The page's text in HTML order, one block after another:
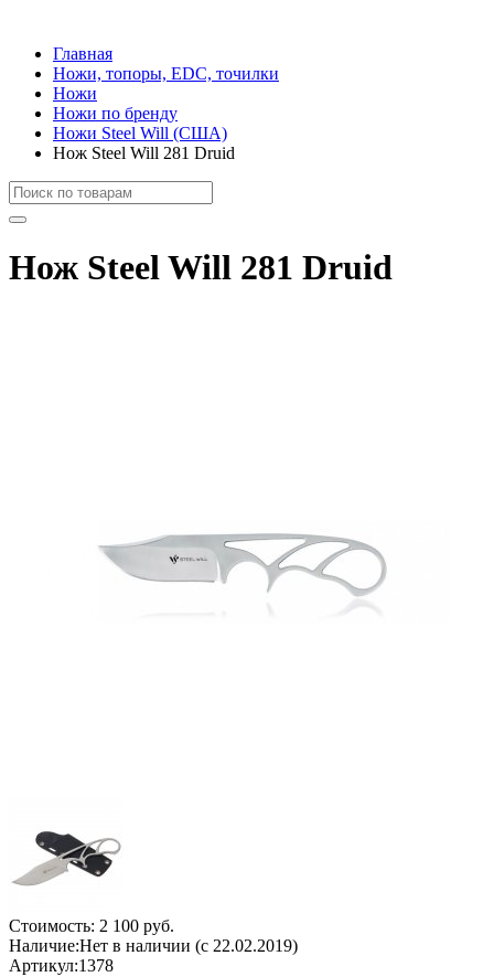
Главная
Ножи, топоры, EDC, точилки
Ножи
Ножи по бренду
Ножи Steel Will (США)
Нож Steel Will 281 Druid
Нож Steel Will 281 Druid
Стоимость: 2 100 руб.
Наличие:Нет в наличии (с 22.02.2019)
Артикул:1378